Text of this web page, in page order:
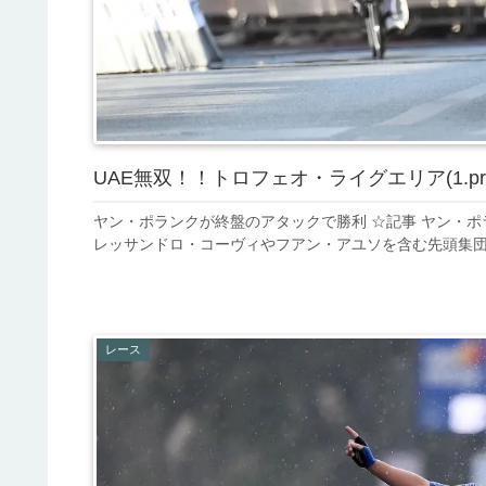
UAE無双！！トロフェオ・ライグエリア
ヤン・ポランクが終盤のアタックで勝利 ☆記事 ヤン・
レッサンドロ・コーヴィやフアン・アユソを含む先頭集
レース